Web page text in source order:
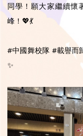
同學！願大家繼續懷
峰！💖💃
#中國舞校隊 #載譽而
✨